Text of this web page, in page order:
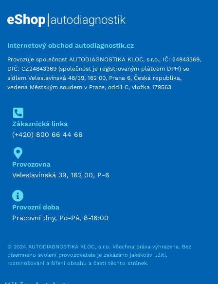
Internetový obchod autodiagnostik.cz
Provozuje společnost AUTODIAGNOSTIKA KLOC, s.r.o., IČ: 24843369,
DIČ: CZ24843369 (společnost je registrovaným plátcem DPH) se
sídlem Veleslavínská 48/39, 162 00, Praha 6, Česká republika,
vedená Městským soudem v Praze, oddíl C, vložka 179563
Zákaznická linka
(+420) 800 66 44 66
Provozovna
Veleslavínská 39, 162 00, P-6
Provozní doba
Pracovní dny, Po-Pá, 8-16:00
© 2024 AUTODIAGNOSTIKA KLOC, s.r.o. Všechna práva vyhrazena. Bez
písemného svolení provozovatele je zakázáno jakékoliv užití,
rozmnožování a šíření obsahu a částí těchto stránek.